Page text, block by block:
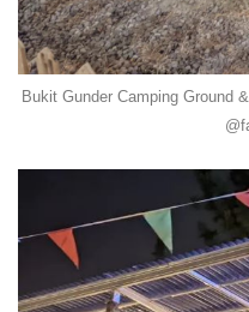
Bukit Gunder Camping Ground